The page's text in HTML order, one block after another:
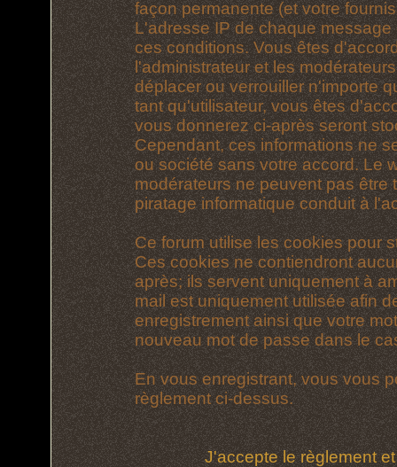
façon permanente (et votre
L'adresse IP de chaque
ces conditions. Vous êtes
l'administrateur et les
déplacer ou verrouiller n'importe
tant qu'utilisateur, vous êtes
vous donnerez ci-après seront
Cependant, ces informations ne
ou société sans votre accord. Le
modérateurs ne peuvent pas
piratage informatique conduit à
Ce forum utilise les cookies pour
Ces cookies ne contiendront
après; ils servent uniquement à
mail est uniquement utilisée afin
enregistrement ainsi que votre
nouveau mot de passe dans le
En vous enregistrant, vous vous
règlement ci-dessus.
J'accepte le règlement